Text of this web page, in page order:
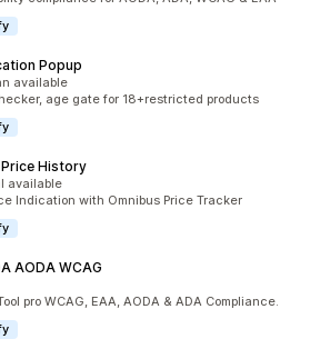
Popup
40
available
age gate for 18+restricted products
History
14
available
Indication with Omnibus Price Tracker
AODA WCAG
29
pro WCAG, EAA, AODA & ADA Compliance.